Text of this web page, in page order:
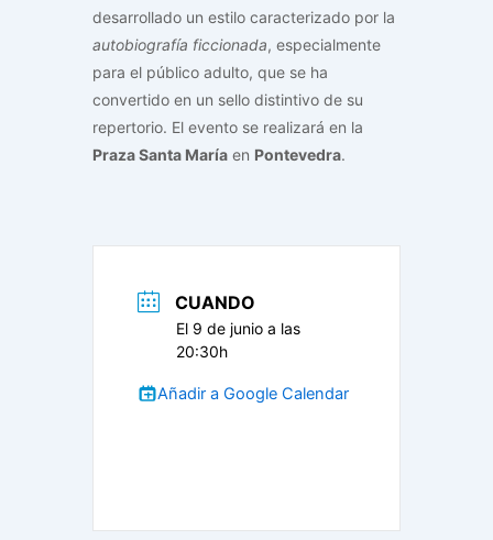
desarrollado un estilo caracterizado por la
autobiografía ficcionada, especialmente
para el público adulto, que se ha
convertido en un sello distintivo de su
repertorio. El evento se realizará en la
Praza Santa María en Pontevedra.
CUANDO
El 9 de junio a las
20:30h
Añadir a Google Calendar